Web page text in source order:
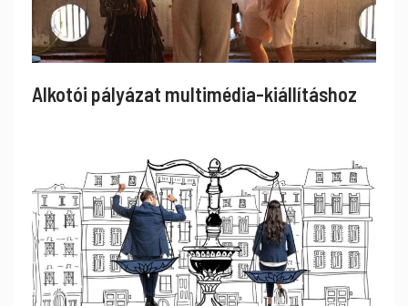
Alkotói pályázat multimédia-kiállításhoz